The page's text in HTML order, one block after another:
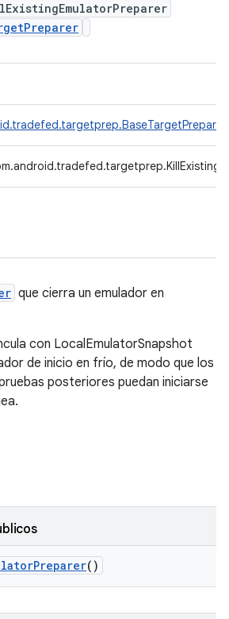
que cierra un emulador en
con LocalEmulatorSnapshot
de inicio en frío, de modo que los
posteriores puedan iniciarse
Preparer()